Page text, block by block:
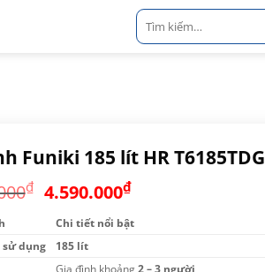
Tìm
kiếm:
Funiki 185 lít HR T6185TDG
₫ Giá
là:
5.690.000₫.
4.590.000₫Giá
tại
Chi tiết nổi bật
sử dụng
185 lít
Gia đình khoảng2 – 3 người